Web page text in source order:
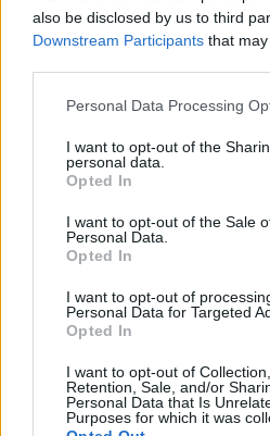
also be disclosed by us to third
Downstream Participants that
Personal Data Processing
I want to opt-out of the
personal data.
Opted In
I want to opt-out of the Sale
Personal Data.
Opted In
I want to opt-out of
Personal Data for Targeted
Opted In
I want to opt-out of
Retention, Sale, and/or
Personal Data that Is
Purposes for which it was
TheCars.gr 16/02/2026 20:00
Η Volkswagen
T-Roc